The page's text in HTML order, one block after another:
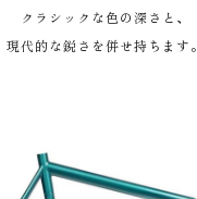
クラシックな色の深さと、
現代的な鋭さを併せ持ちます。